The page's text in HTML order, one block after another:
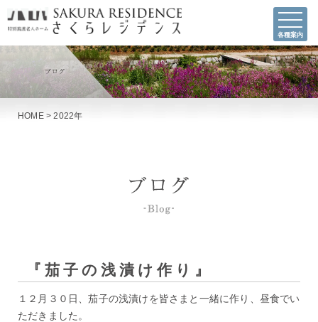
各種案内
HOME>2022年
『茄子の浅漬け作り』
１２月３０日、茄子の浅漬けを皆さまと一緒に作り、昼食でい
ただきました。